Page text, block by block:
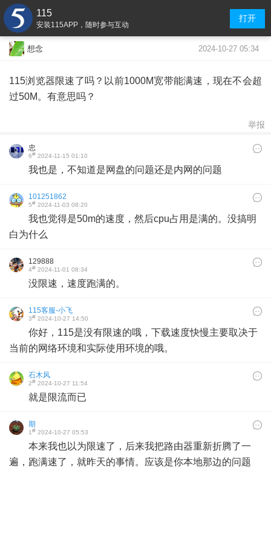
115
安装115APP，随时参与互动
打开
想念 2024-10-27 05:34
115浏览器限速了吗？以前1000M宽带能满速，现在不会超
过50M。有意思吗？
举报
忠
6# 2024-11-15 01:10
我也是，不知道是网盘的问题还是内网的问题
101251862
5# 2024-11-03 08:20
我也觉得是50m的速度，然后cpu占用是满的。没搞明
白为什么
129888
4# 2024-11-01 08:34
没限速，速度跑满的。
115客服-小飞
3# 2024-10-27 14:50
你好，115是没有限速的哦，下载速度快慢主要取决于
当前的网络环境和实际使用环境的哦。
石木风
2# 2024-10-27 11:54
就是限流而已
期
1# 2024-10-27 05:53
本来我也以为限速了，后来我把路由器重新折腾了一
遍，跑满速了，就昨天的事情。应该是你本地那边的问题